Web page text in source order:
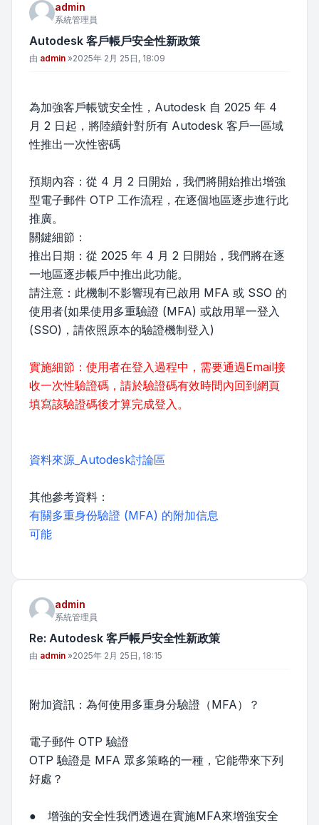
admin
系統管理員
Autodesk 客戶帳戶安全性新政策
文章
由 admin »2025年 2月 25日, 18:09
為加強客戶帳號安全性，Autodesk 自 2025 年 4
月 2 日起，將陸續針對所有 Autodesk 客戶一區域
性推出一次性密碼
預期內容：從 4 月 2 日開始，我們將開始推出增強
型電子郵件 OTP 工作流程，在逐個地區逐步進行此
推廣。
關鍵細節：
推出日期：從 2025 年 4 月 2 日開始，我們將在逐
一地區逐步帳戶中推出此功能。
請注意：此機制不影響現有已啟用 MFA 或 SSO 的
使用者(如果使用多重驗證 (MFA) 或啟用單一登入
(SSO)，請依照原本的驗證機制登入)
實施細節：使用者在登入過程中，需要通過Email接
收一次性驗證碼，請於驗證碼有效時間內回到網頁
填寫該驗證碼後才算完成登入。
資料來源_Autodesk討論區
其他參考資料：
有關多重身份驗證 (MFA) 的附加信息
可能
admin
系統管理員
Re: Autodesk 客戶帳戶安全性新政策
文章
由 admin »2025年 2月 25日, 18:15
附加資訊：為何使用多重身分驗證（MFA）？
電子郵件 OTP 驗證
OTP 驗證是 MFA 眾多策略的一種，它能帶來下列
好處？
● 增強的安全性我們透過在實施MFA來增強安全